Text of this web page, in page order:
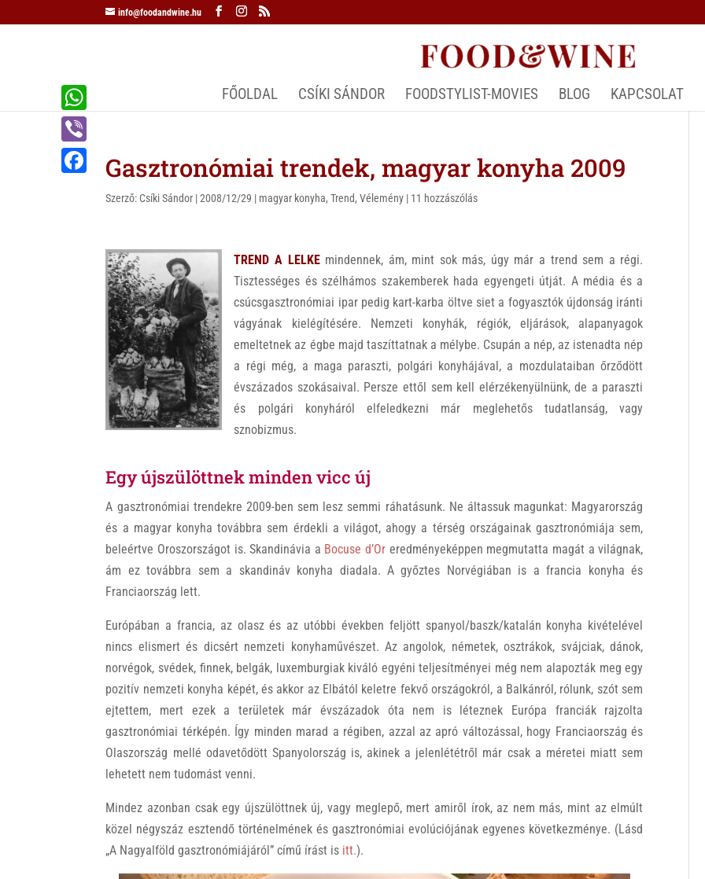
info@foodandwine.hu
FŐOLDAL CSÍKI SÁNDOR FOODSTYLIST-MOVIES BLOG KAPCSOLAT
Gasztronómiai trendek, magyar konyha 2009
Szerző: Csíki Sándor |2008/12/29 | magyar konyha,Trend,Vélemény | 11 hozzászólás
TREND A LELKE mindennek, ám, mint sok más, úgy már a trend sem a régi.
Tisztességes és szélhámos szakemberek hada egyengeti útját. A média és a
csúcsgasztronómiai ipar pedig kart-karba öltve siet a fogyasztók újdonság iránti
vágyának kielégítésére. Nemzeti konyhák, régiók, eljárások, alapanyagok
emeltetnek az égbe majd taszíttatnak a mélybe. Csupán a nép, az istenadta nép
a régi még, a maga paraszti, polgári konyhájával, a mozdulataiban őrződött
évszázados szokásaival. Persze ettől sem kell elérzékenyülnünk, de a paraszti
és polgári konyháról elfeledkezni már meglehetős tudatlanság, vagy
sznobizmus.
Egy újszülöttnek minden vicc új
A gasztronómiai trendekre 2009-ben sem lesz semmi ráhatásunk. Ne áltassuk magunkat: Magyarország
és a magyar konyha továbbra sem érdekli a világot, ahogy a térség országainak gasztronómiája sem,
beleértve Oroszországot is. Skandinávia a Bocuse d’Or eredményeképpen megmutatta magát a világnak,
ám ez továbbra sem a skandináv konyha diadala. A győztes Norvégiában is a francia konyha és
Franciaország lett.
Európában a francia, az olasz és az utóbbi években feljött spanyol/baszk/katalán konyha kivételével
nincs elismert és dicsért nemzeti konyhaművészet. Az angolok, németek, osztrákok, svájciak, dánok,
norvégok, svédek, finnek, belgák, luxemburgiak kiváló egyéni teljesítményei még nem alapozták meg egy
pozitív nemzeti konyha képét, és akkor az Elbától keletre fekvő országokról, a Balkánról, rólunk, szót sem
ejtettem, mert ezek a területek már évszázadok óta nem is léteznek Európa franciák rajzolta
gasztronómiai térképén. Így minden marad a régiben, azzal az apró változással, hogy Franciaország és
Olaszország mellé odavetődött Spanyolország is, akinek a jelenlététről már csak a méretei miatt sem
lehetett nem tudomást venni.
Mindez azonban csak egy újszülöttnek új, vagy meglepő, mert amiről írok, az nem más, mint az elmúlt
közel négyszáz esztendő történelmének és gasztronómiai evolúciójának egyenes következménye. (Lásd
„A Nagyalföld gasztronómiájáról” című írást is itt.).
W
h
a
V